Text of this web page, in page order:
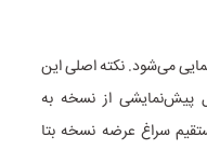
می‌شود. نکته اصلی این
پیش‌نمایشی از نسخه به
سراغ عرضه نسخه بتا